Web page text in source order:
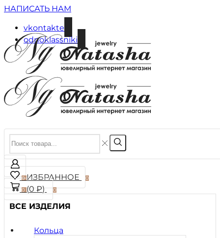
НАПИСАТЬ НАМ
vkontakte
odnoklassniki
0ИЗБРАННОЕ 0
0(0₽) 0
ВСЕ ИЗДЕЛИЯ
Кольца